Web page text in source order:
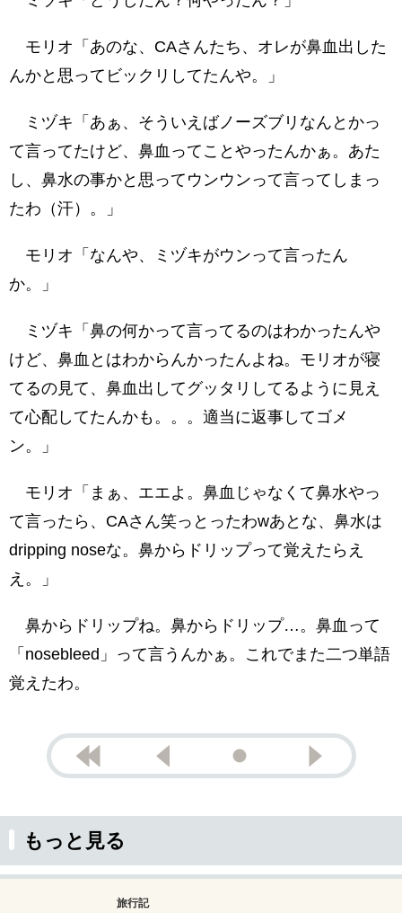
モリオ「あのな、CAさんたち、オレが鼻血出した
んかと思ってビックリしてたんや。」
ミヅキ「あぁ、そういえばノーズブリなんとかっ
て言ってたけど、鼻血ってことやったんかぁ。あた
し、鼻水の事かと思ってウンウンって言ってしまっ
たわ（汗）。」
モリオ「なんや、ミヅキがウンって言ったん
か。」
ミヅキ「鼻の何かって言ってるのはわかったんや
けど、鼻血とはわからんかったんよね。モリオが寝
てるの見て、鼻血出してグッタリしてるように見え
て心配してたんかも。。。適当に返事してゴメ
ン。」
モリオ「まぁ、エエよ。鼻血じゃなくて鼻水やっ
て言ったら、CAさん笑っとったわwあとな、鼻水は
dripping noseな。鼻からドリップって覚えたらえ
え。」
鼻からドリップね。鼻からドリップ…。鼻血って
「nosebleed」って言うんかぁ。これでまた二つ単語
覚えたわ。
もっと見る
旅行記